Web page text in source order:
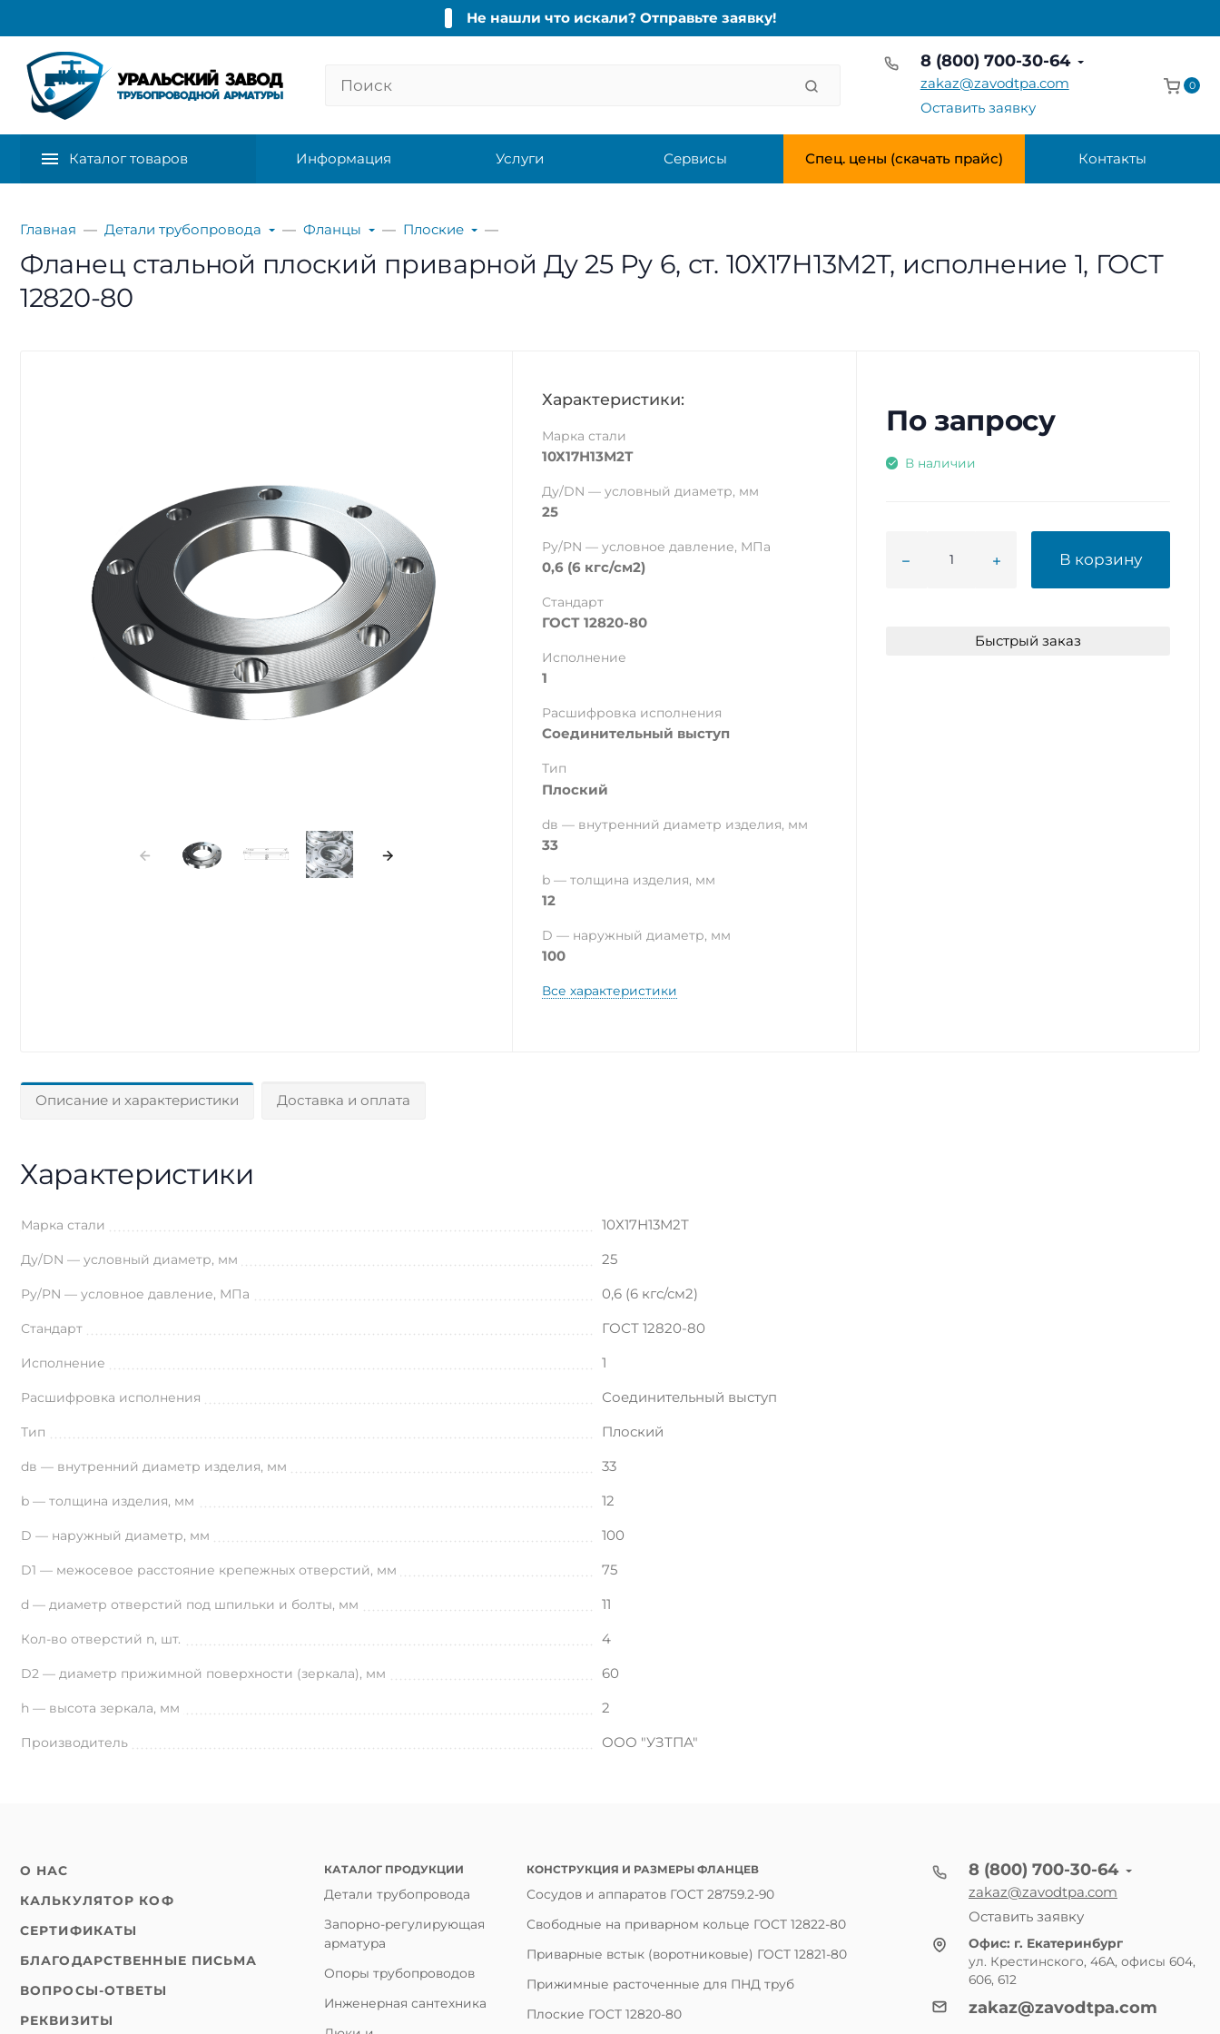
Не нашли что искали? Отправьте заявку!
8 (800) 700-30-64
zakaz@zavodtpa.com
Оставить заявку
0
Каталог товаров Информация Услуги Сервисы Спец. цены (скачать прайс) Контакты
Главная Детали трубопровода Фланцы Плоские
Фланец стальной плоский приварной Ду 25 Ру 6, ст. 10Х17Н13М2Т, исполнение 1, ГОСТ
12820-80
Характеристики:
Марка стали
10Х17Н13М2Т
Ду/DN — условный диаметр, мм
25
Ру/PN — условное давление, МПа
0,6 (6 кгс/см2)
Стандарт
ГОСТ 12820-80
Исполнение
1
Расшифровка исполнения
Соединительный выступ
Тип
Плоский
dв — внутренний диаметр изделия, мм
33
b — толщина изделия, мм
12
D — наружный диаметр, мм
100
Все характеристики
По запросу
В наличии
В корзину
Быстрый заказ
Описание и характеристики Доставка и оплата
Характеристики
Марка стали 10Х17Н13М2Т
Ду/DN — условный диаметр, мм 25
Ру/PN — условное давление, МПа 0,6 (6 кгс/см2)
Стандарт ГОСТ 12820-80
Исполнение 1
Расшифровка исполнения Соединительный выступ
Тип Плоский
dв — внутренний диаметр изделия, мм 33
b — толщина изделия, мм 12
D — наружный диаметр, мм 100
D1 — межосевое расстояние крепежных отверстий, мм 75
d — диаметр отверстий под шпильки и болты, мм 11
Кол-во отверстий n, шт. 4
D2 — диаметр прижимной поверхности (зеркала), мм 60
h — высота зеркала, мм 2
Производитель ООО "УЗТПА"
О НАС
КАЛЬКУЛЯТОР КОФ
СЕРТИФИКАТЫ
БЛАГОДАРСТВЕННЫЕ ПИСЬМА
ВОПРОСЫ-ОТВЕТЫ
РЕКВИЗИТЫ
КАТАЛОГ ПРОДУКЦИИ
Детали трубопровода
Запорно-регулирующая
арматура
Опоры трубопроводов
Инженерная сантехника
КОНСТРУКЦИЯ И РАЗМЕРЫ ФЛАНЦЕВ
Сосудов и аппаратов ГОСТ 28759.2-90
Свободные на приварном кольце ГОСТ 12822-80
Приварные встык (воротниковые) ГОСТ 12821-80
Прижимные расточенные для ПНД труб
Плоские ГОСТ 12820-80
8 (800) 700-30-64
zakaz@zavodtpa.com
Оставить заявку
Офис: г. Екатеринбург
ул. Крестинского, 46А, офисы 604,
606, 612
zakaz@zavodtpa.com